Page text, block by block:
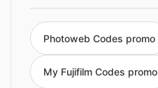
Photoweb Codes promo
My Fujifilm Codes promo